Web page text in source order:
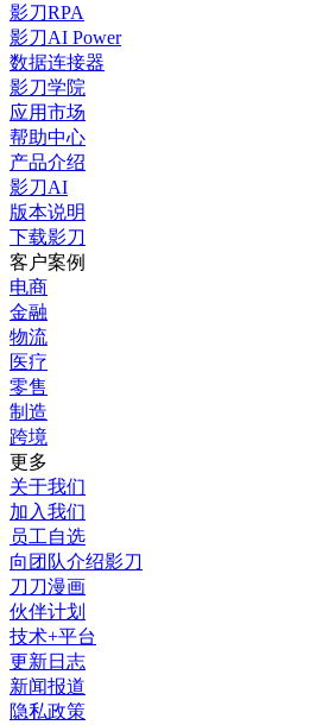
影刀RPA
影刀AI Power
数据连接器
影刀学院
应用市场
帮助中心
产品介绍
影刀AI
版本说明
下载影刀
客户案例
电商
金融
物流
医疗
零售
制造
跨境
更多
关于我们
加入我们
员工自选
向团队介绍影刀
刀刀漫画
伙伴计划
技术+平台
更新日志
新闻报道
隐私政策